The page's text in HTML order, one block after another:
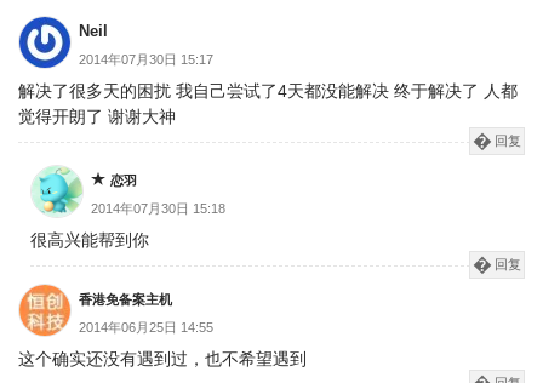
Neil
2014年07月30日 15:17
解决了很多天的困扰 我自己尝试了4天都没能解决 终于解决了 人都
觉得开朗了 谢谢大神
回复
恋羽
2014年07月30日 15:18
很高兴能帮到你
回复
香港免备案主机
2014年06月25日 14:55
这个确实还没有遇到过，也不希望遇到